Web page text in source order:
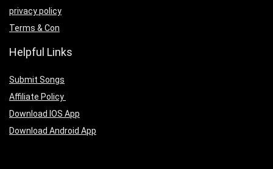
privacy policy
Terms & Con
Helpful Links
Submit Songs
Affiliate Policy
Download IOS App
Download Android App